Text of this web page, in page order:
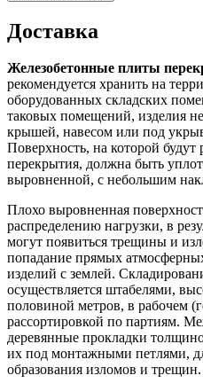
Доставка
Железобетонные плиты
рекомендуется хранить на
оборудованных складских
таковых помещений, изделия
крышей, навесом или под
Поверхность, на которой будут
перекрытия, должна быть
выровненной, с небольшим
Плохо выровненная
распределению нагрузки, в
могут появиться трещины и
попадание прямых
изделий с землей.
осуществляется штабелями,
половиной метров, в рабочем
рассортировкой по партиям.
деревянные прокладки
их под монтажными петлями,
образования изломов и трещин.